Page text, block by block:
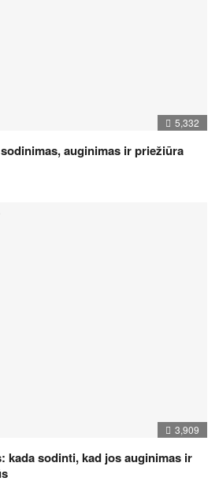
5,332
auginimas ir priežiūra
3,909
kada sodinti, kad jos auginimas ir